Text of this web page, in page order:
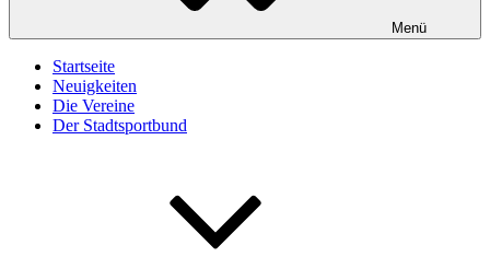
Menü
Startseite
Neuigkeiten
Die Vereine
Der Stadtsportbund